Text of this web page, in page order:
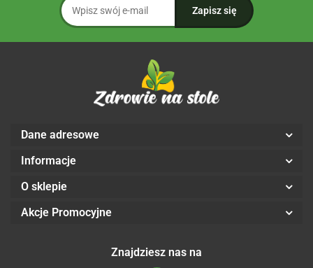
Dane adresowe
Informacje
O sklepie
Akcje Promocyjne
Znajdziesz nas na